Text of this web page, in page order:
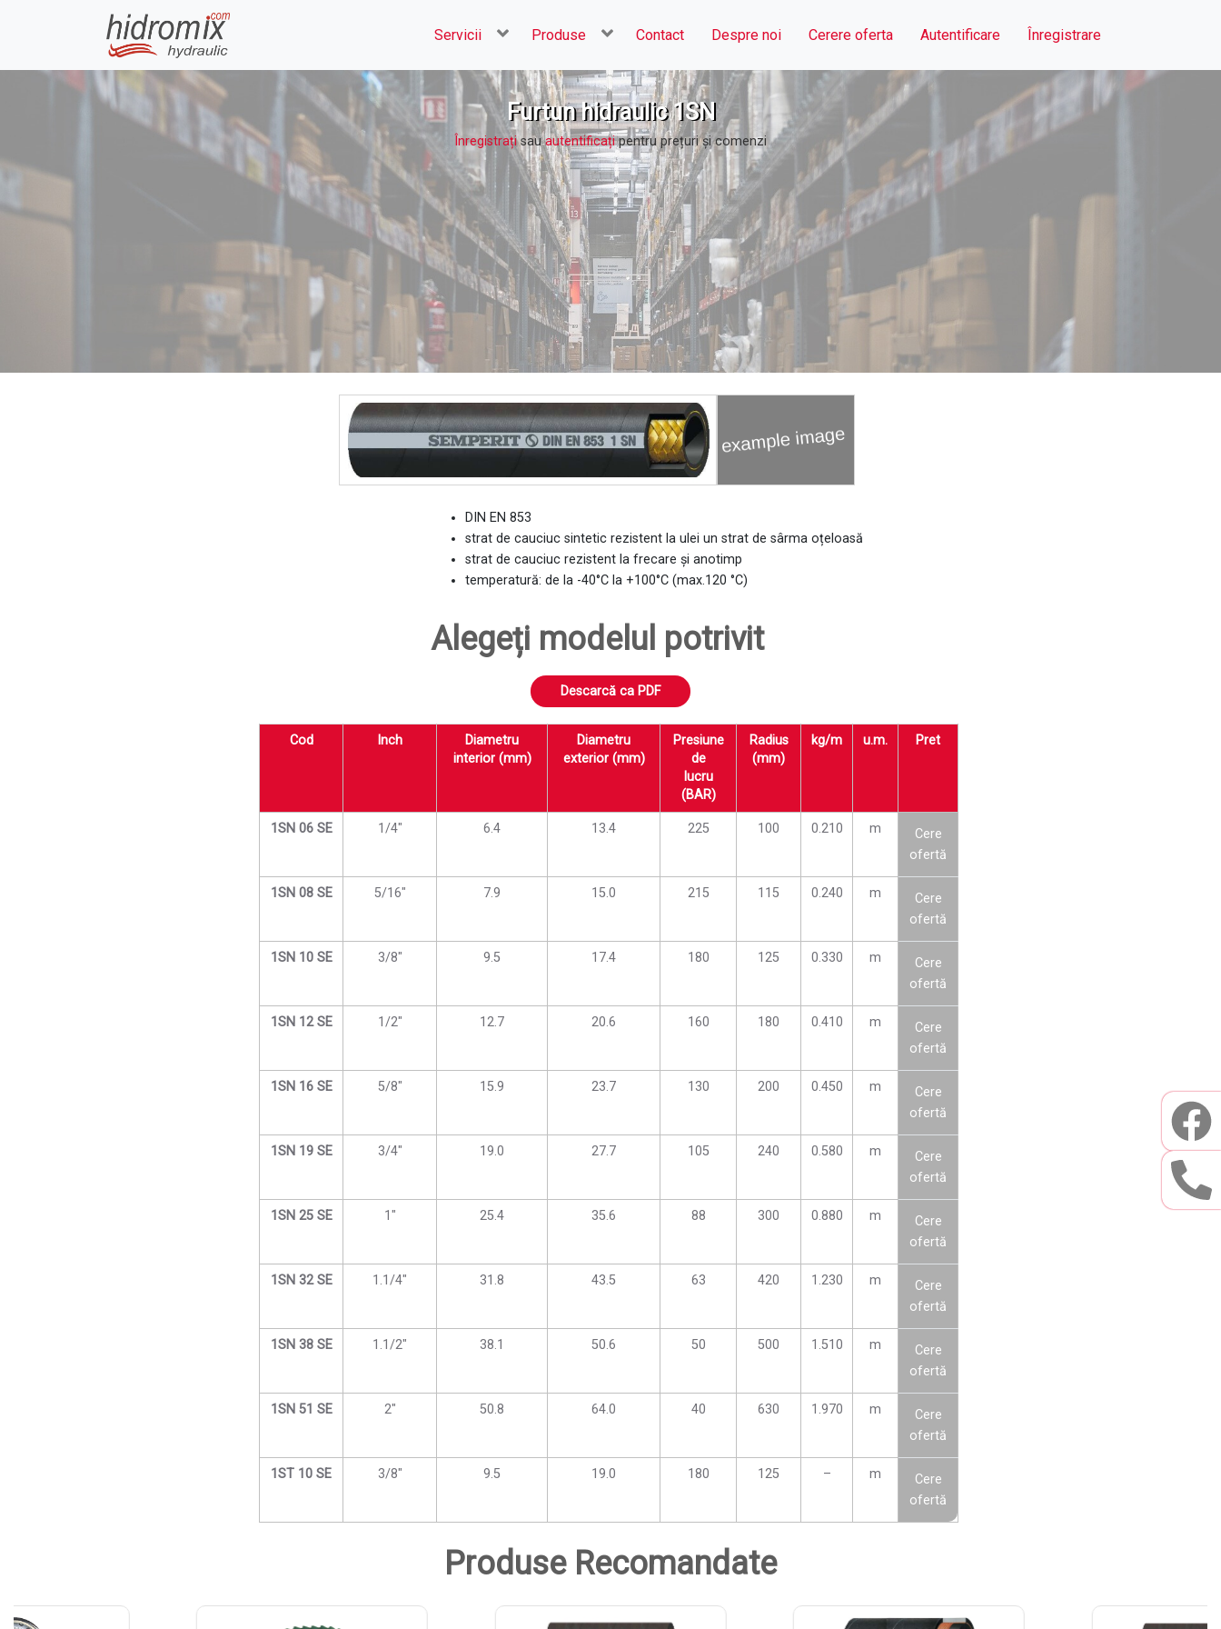
Servicii Produse Contact Despre noi Cerere oferta Autentificare Înregistrare
Furtun hidraulic 1SN
Înregistrațisauautentificațipentru prețuri şi comenzi
DIN EN 853
strat de cauciuc sintetic rezistent la ulei un strat de sârma oțeloasă
strat de cauciuc rezistent la frecare și anotimp
temperatură: de la -40°C la +100°C (max.120 °C)
Alegeți modelul potrivit
Descarcă ca PDF
Cod Inch
Diametru
interior (mm)
Diametru
exterior (mm)
Presiune
de
lucru
(BAR)
Radius
(mm)
kg/m u.m. Pret
1SN 06 SE 1/4″ 6.4 13.4 225 100 0.210 m
Cere
ofertă
1SN 08 SE 5/16″ 7.9 15.0 215 115 0.240 m
Cere
ofertă
1SN 10 SE 3/8″ 9.5 17.4 180 125 0.330 m
Cere
ofertă
1SN 12 SE 1/2″ 12.7 20.6 160 180 0.410 m
Cere
ofertă
1SN 16 SE 5/8″ 15.9 23.7 130 200 0.450 m
Cere
ofertă
1SN 19 SE 3/4″ 19.0 27.7 105 240 0.580 m
Cere
ofertă
1SN 25 SE 1″ 25.4 35.6 88 300 0.880 m
Cere
ofertă
1SN 32 SE 1.1/4″ 31.8 43.5 63 420 1.230 m
Cere
ofertă
1SN 38 SE 1.1/2″ 38.1 50.6 50 500 1.510 m
Cere
ofertă
1SN 51 SE 2″ 50.8 64.0 40 630 1.970 m
Cere
ofertă
1ST 10 SE 3/8″ 9.5 19.0 180 125 – m
Cere
ofertă
Produse Recomandate